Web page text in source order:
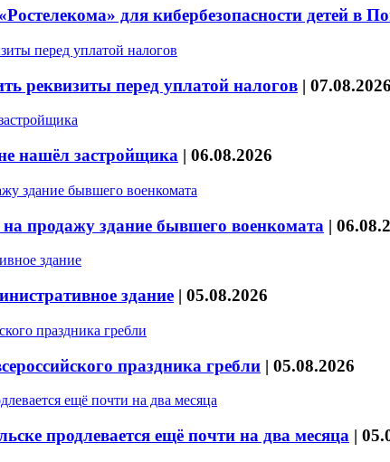
для кибербезопасности детей в
реквизиты перед уплатой налогов | 07.08.2026
нашёл застройщика | 06.08.2026
продажу здание бывшего военкомата |
здание | 05.08.2026
праздника гребли | 05.08.2026
продлевается ещё почти на два месяца |